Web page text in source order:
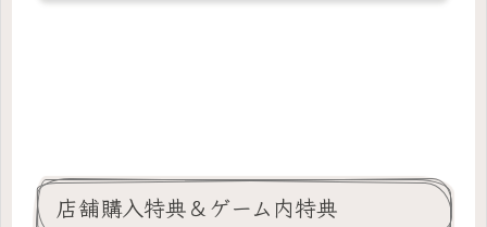
店舗購入特典＆ゲーム内特典